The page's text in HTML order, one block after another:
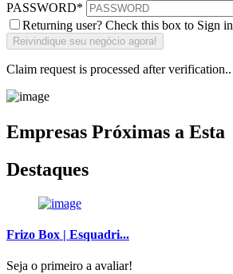
PASSWORD*
Returning user? Check this box to Sign in
Claim request is processed after verification..
Empresas Próximas a Esta
Destaques
Frizo Box | Esquadri...
Seja o primeiro a avaliar!